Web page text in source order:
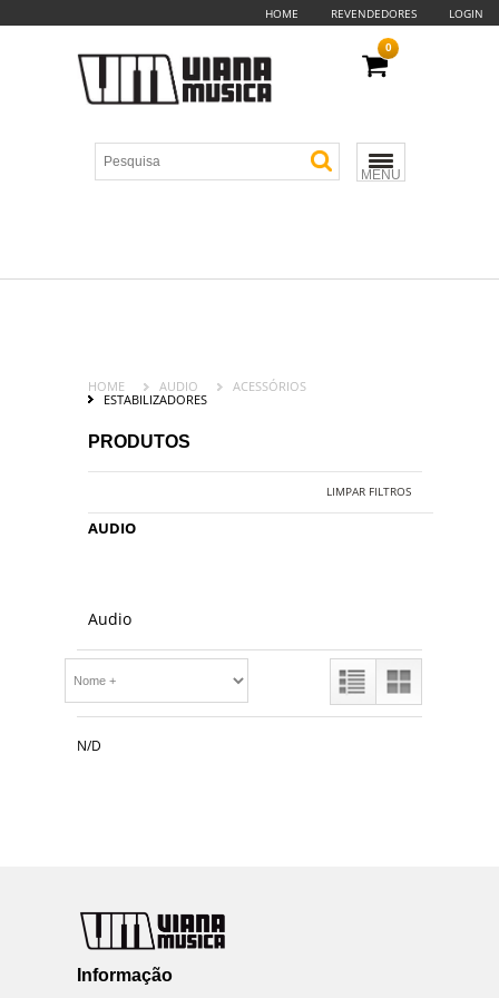
HOME REVENDEDORES LOGIN
MENU
0
HOME AUDIO
ACESSÓRIOS
ESTABILIZADORES
PRODUTOS
LIMPAR FILTROS
AUDIO
Audio
N/D
Informação